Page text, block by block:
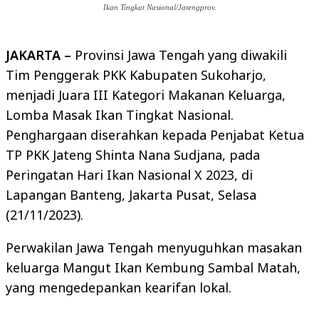
Ikan Tingkat Nasional/Jatengprov.
JAKARTA – Provinsi Jawa Tengah yang diwakili
Tim Penggerak PKK Kabupaten Sukoharjo,
menjadi Juara III Kategori Makanan Keluarga,
Lomba Masak Ikan Tingkat Nasional.
Penghargaan diserahkan kepada Penjabat Ketua
TP PKK Jateng Shinta Nana Sudjana, pada
Peringatan Hari Ikan Nasional X 2023, di
Lapangan Banteng, Jakarta Pusat, Selasa
(21/11/2023).
Perwakilan Jawa Tengah menyuguhkan masakan
keluarga Mangut Ikan Kembung Sambal Matah,
yang mengedepankan kearifan lokal.